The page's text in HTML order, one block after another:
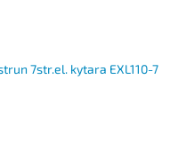
7str.el. kytara EXL110-7